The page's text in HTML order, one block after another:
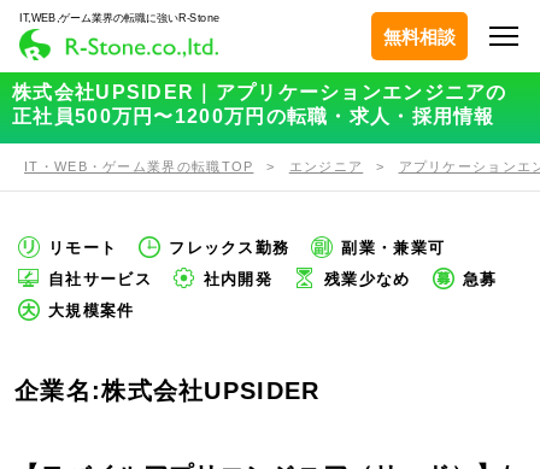
IT,WEB,ゲーム業界の転職に強いR-Stone
無料相談
株式会社UPSIDER｜アプリケーションエンジニアの
正社員500万円〜1200万円の転職・求人・採用情報
IT・WEB・ゲーム業界の転職TOP エンジニア アプリケーションエ
リモート フレックス勤務
副業・兼業可
自社サービス
社内開発 残業少なめ
急募
大規模案件
企業名:株式会社UPSIDER